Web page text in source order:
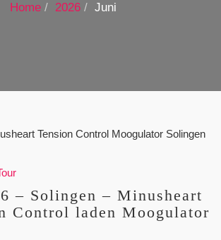
Home 2026 Juni
– Solingen – Minusheart
Control laden Moogulator